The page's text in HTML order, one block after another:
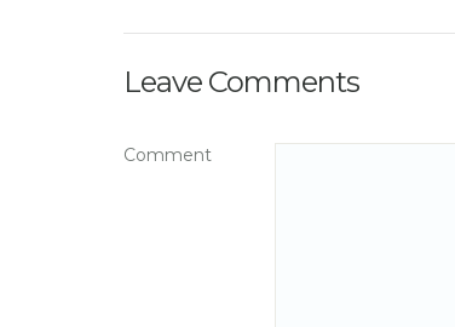
Leave Comments
Comment